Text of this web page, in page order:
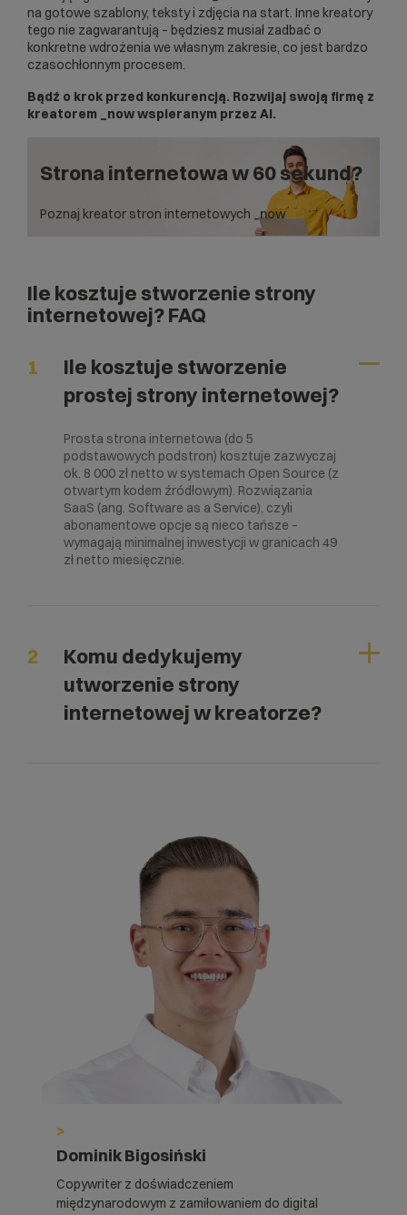
na gotowe szablony, teksty i zdjęcia na start. Inne kreatory
tego nie zagwarantują – będziesz musiał zadbać o
konkretne wdrożenia we własnym zakresie, co jest bardzo
czasochłonnym procesem.
Bądź o krok przed konkurencją. Rozwijaj swoją firmę z
kreatorem _now wspieranym przez AI.
Strona internetowa w 60 sekund?
Poznaj kreator stron internetowych _now
Ile kosztuje stworzenie strony
internetowej? FAQ
1
Ile kosztuje stworzenie
prostej strony internetowej?
Prosta strona internetowa (do 5
podstawowych podstron) kosztuje zazwyczaj
ok. 8 000 zł netto w systemach Open Source (z
otwartym kodem źródłowym). Rozwiązania
SaaS (ang. Software as a Service), czyli
abonamentowe opcje są nieco tańsze –
wymagają minimalnej inwestycji w granicach 49
zł netto miesięcznie.
2
Komu dedykujemy
utworzenie strony
internetowej w kreatorze?
>
Dominik Bigosiński
Copywriter z doświadczeniem
międzynarodowym z zamiłowaniem do digital